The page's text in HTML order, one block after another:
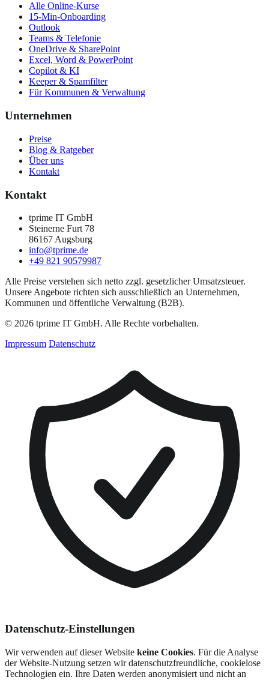
Alle Online-Kurse
15-Min-Onboarding
Outlook
Teams & Telefonie
OneDrive & SharePoint
Excel, Word & PowerPoint
Copilot & KI
Keeper & Spamfilter
Für Kommunen & Verwaltung
Unternehmen
Preise
Blog & Ratgeber
Über uns
Kontakt
Kontakt
tprime IT GmbH
Steinerne Furt 78
86167 Augsburg
info@tprime.de
+49 821 90579987
Alle Preise verstehen sich netto zzgl. gesetzlicher Umsatzsteuer.
Unsere Angebote richten sich ausschließlich an Unternehmen,
Kommunen und öffentliche Verwaltung (B2B).
© 2026 tprime IT GmbH. Alle Rechte vorbehalten.
Impressum Datenschutz
Datenschutz-Einstellungen
Wir verwenden auf dieser Website keine Cookies. Für die Analyse
der Website-Nutzung setzen wir datenschutzfreundliche, cookielose
Technologien ein. Ihre Daten werden anonymisiert und nicht an